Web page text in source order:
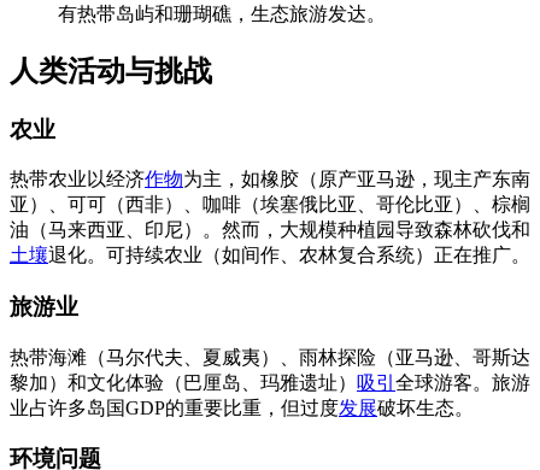
有热带岛屿和珊瑚礁，生态旅游发达。
人类活动与挑战
农业
热带农业以经济作物为主，如橡胶（原产亚马逊，现主产东南
亚）、可可（西非）、咖啡（埃塞俄比亚、哥伦比亚）、棕榈
油（马来西亚、印尼）。然而，大规模种植园导致森林砍伐和
土壤退化。可持续农业（如间作、农林复合系统）正在推广。
旅游业
热带海滩（马尔代夫、夏威夷）、雨林探险（亚马逊、哥斯达
黎加）和文化体验（巴厘岛、玛雅遗址） 吸引 全球游客。旅游
业占许多岛国GDP的重要比重，但过度发展破坏生态。
环境问题